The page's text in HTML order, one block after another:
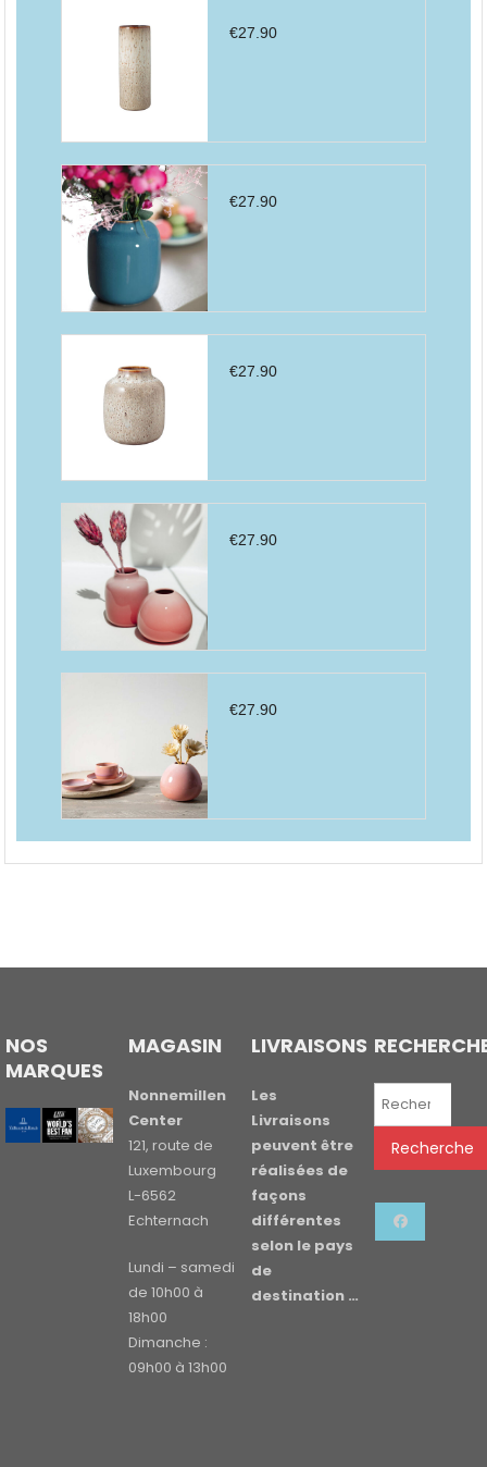
€27.90
€27.90
€27.90
€27.90
€27.90
NOS
MARQUES
MAGASIN
Nonnemillen
Center
121, route de
Luxembourg
L-6562
Echternach
Lundi – samedi
de 10h00 à
18h00
Dimanche :
09h00 à 13h00
LIVRAISONS
Les
Livraisons
peuvent être
réalisées de
façons
différentes
selon le pays
de
destination …
Recherche
Recherche